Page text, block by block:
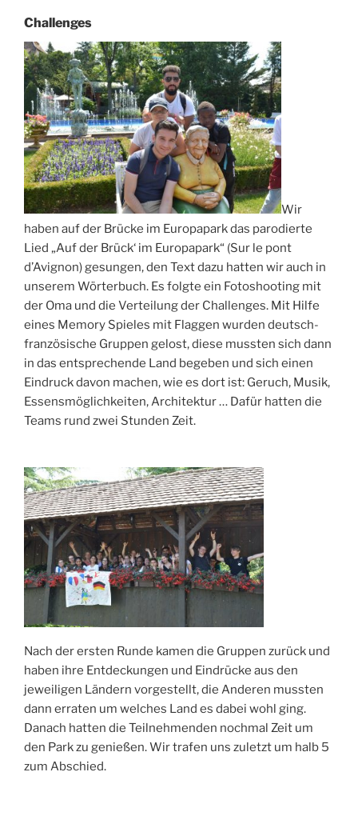
Challenges
Wir
haben auf der Brücke im Europapark das parodierte
Lied „Auf der Brück‘ im Europapark“ (Sur le pont
d’Avignon) gesungen, den Text dazu hatten wir auch in
unserem Wörterbuch. Es folgte ein Fotoshooting mit
der Oma und die Verteilung der Challenges. Mit Hilfe
eines Memory Spieles mit Flaggen wurden deutsch-
französische Gruppen gelost, diese mussten sich dann
in das entsprechende Land begeben und sich einen
Eindruck davon machen, wie es dort ist: Geruch, Musik,
Essensmöglichkeiten, Architektur … Dafür hatten die
Teams rund zwei Stunden Zeit.
Nach der ersten Runde kamen die Gruppen zurück und
haben ihre Entdeckungen und Eindrücke aus den
jeweiligen Ländern vorgestellt, die Anderen mussten
dann erraten um welches Land es dabei wohl ging.
Danach hatten die Teilnehmenden nochmal Zeit um
den Park zu genießen. Wir trafen uns zuletzt um halb 5
zum Abschied.